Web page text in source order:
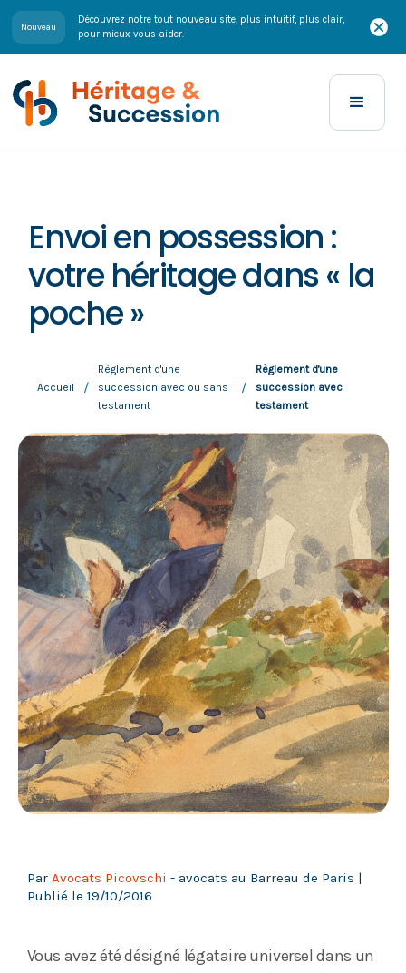
Nouveau
Découvrez notre tout nouveau site, plus intuitif, plus clair,
pour mieux vous aider.
Envoi en possession :
votre héritage dans « la
poche »
Accueil /
Règlement d'une
succession avec ou sans
testament
/
Règlement d'une
succession avec
testament
Par Avocats Picovschi - avocats au Barreau de Paris |
Publié le 19/10/2016
Vous avez été désigné légataire universel dans un